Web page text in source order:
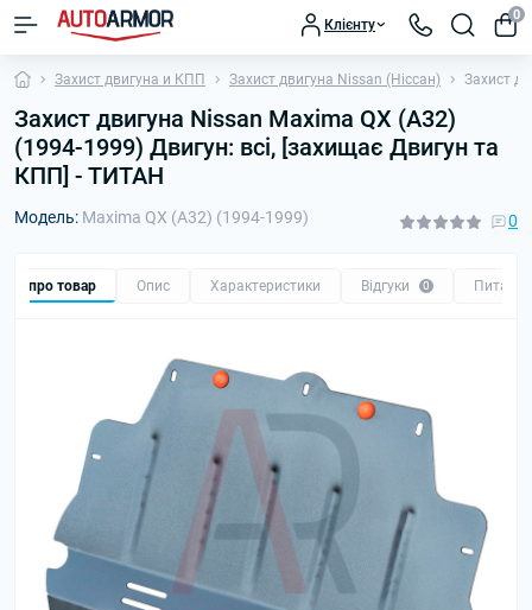
Клієнту
0
Захист двигуна и КПП Захист двигуна Nissan (Ніссан) Захист
Захист двигуна Nissan Maxima QX (A32)
(1994-1999) Двигун: всі, [захищає Двигун та
КПП] - ТИТАН
Модель: Maxima QX (A32) (1994-1999) 0
Все про товар Опис Характеристики Відгуки 0 Питання